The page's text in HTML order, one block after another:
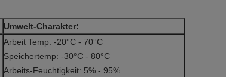
Umwelt-Charakter:
Arbeit Temp: -20°C - 70°C
Speichertemp: -30°C - 80°C
Arbeits-Feuchtigkeit: 5% - 95%